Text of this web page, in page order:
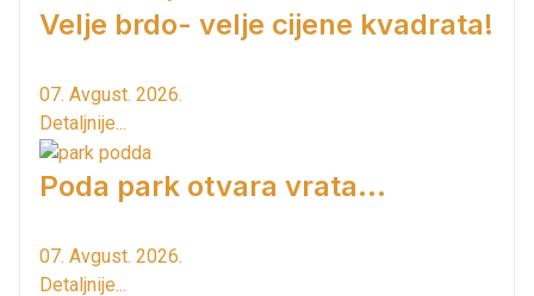
Velje brdo- velje cijene kvadrata!
07. Avgust. 2026.
Detaljnije...
Poda park otvara vrata...
07. Avgust. 2026.
Detaljnije...